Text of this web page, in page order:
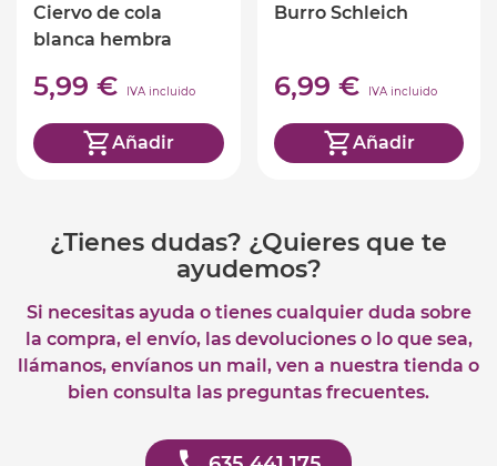
Ciervo de cola
blanca hembra
5,99 € IVA incluido
Añadir
Burro Schleich
6,99 € IVA incluido
Añadir
¿Tienes dudas? ¿Quieres que te
ayudemos?
Si necesitas ayuda o tienes cualquier duda sobre
la compra, el envío, las devoluciones o lo que sea,
llámanos, envíanos un mail, ven a nuestra tienda o
bien consulta las preguntas frecuentes.